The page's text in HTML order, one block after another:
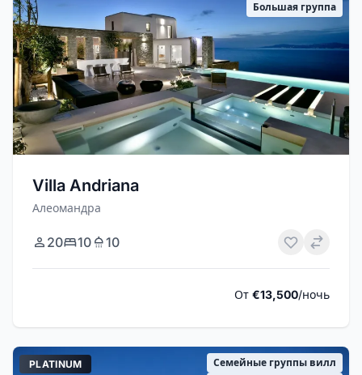
Большая группа
Villa Andriana
Алеомандра
20 10 10
От €13,500/ночь
PLATINUM
Семейные группы вилл